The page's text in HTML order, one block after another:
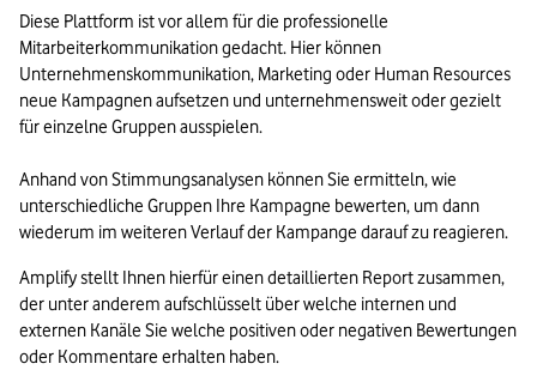
Diese Plattform ist vor allem für die professionelle
Mitarbeiterkommunikation gedacht. Hier können
Unternehmenskommunikation, Marketing oder Human Resources
neue Kampagnen aufsetzen und unternehmensweit oder gezielt
für einzelne Gruppen ausspielen.
Anhand von Stimmungsanalysen können Sie ermitteln, wie
unterschiedliche Gruppen Ihre Kampagne bewerten, um dann
wiederum im weiteren Verlauf der Kampange darauf zu reagieren.
Amplify stellt Ihnen hierfür einen detaillierten Report zusammen,
der unter anderem aufschlüsselt über welche internen und
externen Kanäle Sie welche positiven oder negativen Bewertungen